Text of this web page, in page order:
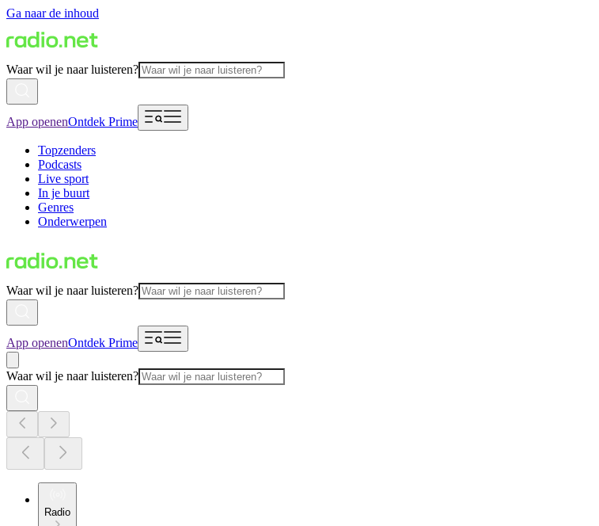
Ga naar de inhoud
Waar wil je naar luisteren?
App openenOntdek Prime
Topzenders
Podcasts
Live sport
In je buurt
Genres
Onderwerpen
Waar wil je naar luisteren?
App openenOntdek Prime
Waar wil je naar luisteren?
Radio